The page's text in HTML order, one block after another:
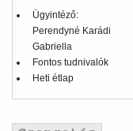
Ügyintéző:
Perendyné Karádi
Gabriella
Fontos tudnivalók
Heti étlap